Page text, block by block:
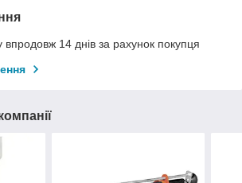
14 днів за рахунок покупця